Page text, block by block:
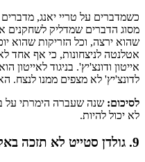
כשמדברים על טריי יאנג,
מסוג הדברים שמדליק לשחקנים
שהוא ירצה, וכל הזריקות שהוא
אטלנטה לניצחונות, כי אף אחד
אייטון ודונצ'יץ'. בניגוד לאייטון
לדונצ'יץ' לא מצפים ממנו לנצח.
לסיכום: שנה שעברה הימרתי על
לא יכול להיות.
9. גולדן סטייט לא תזכה באליפות